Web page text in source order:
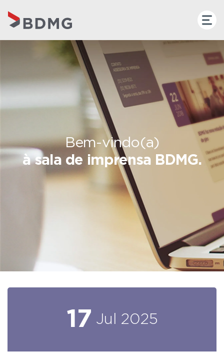
Bem-vindo(a)
à sala de imprensa BDMG.
17 Jul 2025